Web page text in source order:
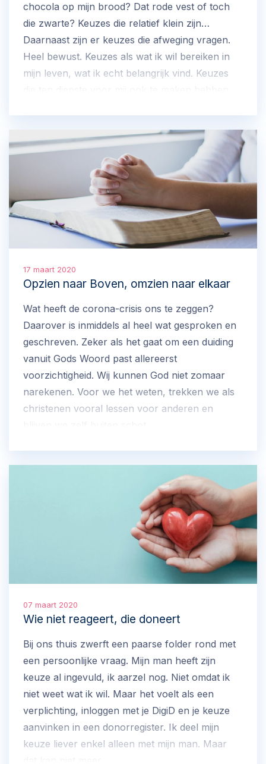
chocola op mijn brood? Dat rode vest of toch
die zwarte? Keuzes die relatief klein zijn…
Daarnaast zijn er keuzes die afweging vragen.
Heel bewust. Keuzes als wat ik wil bereiken in
mijn leven, wat ik echt belangrijk vind. Keuzes
17 maart 2020
Opzien naar Boven, omzien naar elkaar
Wat heeft de corona-crisis ons te zeggen?
Daarover is inmiddels al heel wat gesproken en
geschreven. Zeker als het gaat om een duiding
vanuit Gods Woord past allereerst
voorzichtigheid. Wij kunnen God niet zomaar
narekenen. Voor we het weten, trekken we als
christenen vooral lessen voor anderen en
07 maart 2020
Wie niet reageert, die doneert
Bij ons thuis zwerft een paarse folder rond met
een persoonlijke vraag. Mijn man heeft zijn
keuze al ingevuld, ik aarzel nog. Niet omdat ik
niet weet wat ik wil. Maar het voelt als een
verplichting, inloggen met je DigiD en je keuze
aanvinken in een donorregister. Ik deel mijn
keuze liever enkel alleen met mijn man. Maar